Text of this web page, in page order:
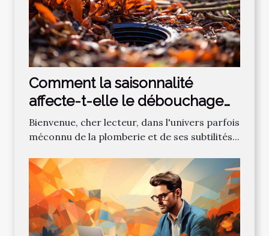
Comment la saisonnalité
affecte-t-elle le débouchage
des canalisations?
Bienvenue, cher lecteur, dans l'univers parfois
méconnu de la plomberie et de ses subtilités...